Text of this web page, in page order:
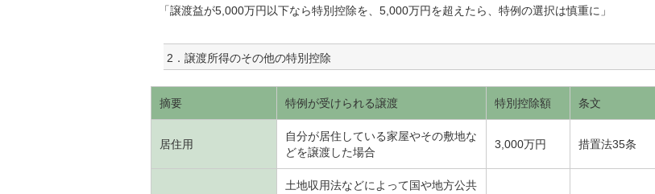
「譲渡益が5,000万円以下なら特別控除を、5,000万円を超えたら、特例の選択は慎重に」
2．譲渡所得のその他の特別控除
摘要 特例が受けられる譲渡 特別控除額 条文
居住用
自分が居住している家屋やその敷地な
どを譲渡した場合
3,000万円 措置法35条
土地収用法などによって国や地方公共